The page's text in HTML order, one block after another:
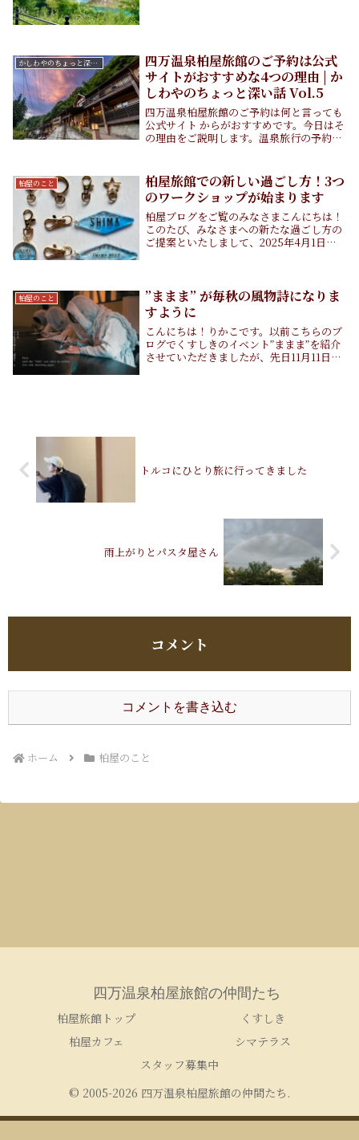
かしわやのちょっと深い話
四万温泉柏屋旅館のご予約は公式
サイトがおすすめな4つの理由 | か
しわやのちょっと深い話 Vol.5
四万温泉柏屋旅館のご予約は何と言っても
公式サイト からがおすすめです。今日はそ
の理由をご説明します。温泉旅行の予約
ンターネットが普及するまでは、電話で直
接宿に申し込...
柏屋のこと
柏屋旅館での新しい過ごし方！3つ
のワークショップが始まります
柏屋ブログをご覧のみなさまこんにちは！
このたび、みなさまへの新たな過ごし方の
ご提案といたしまして、2025年4月1日よ
ホルダー...
柏屋のこと
”ままま” が毎秋の風物詩になりま
すように
こんにちは！りかこです。以前こちらのブ
ログでくすしきのイベント”ままま”を紹介
させていただきましたが、先日11月11日に
トルコにひとり旅に行ってきました
雨上がりとパスタ屋さん
コメント
コメントを書き込む
ホーム 柏屋のこと
四万温泉柏屋旅館の仲間たち
柏屋旅館トップ
くすしき
柏屋カフェ
シマテラス
スタッフ募集中
© 2005-2026 四万温泉柏屋旅館の仲間たち.